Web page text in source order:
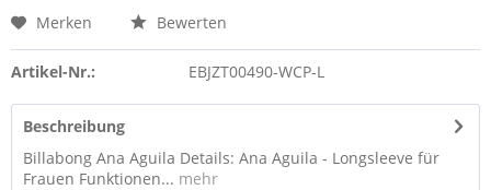
Merken Bewerten
Artikel-Nr.: EBJZT00490-WCP-L
Beschreibung
Billabong Ana Aguila Details: Ana Aguila - Longsleeve für
Frauen Funktionen... mehr